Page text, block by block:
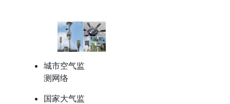
城市空气监
测网络
国家大气监